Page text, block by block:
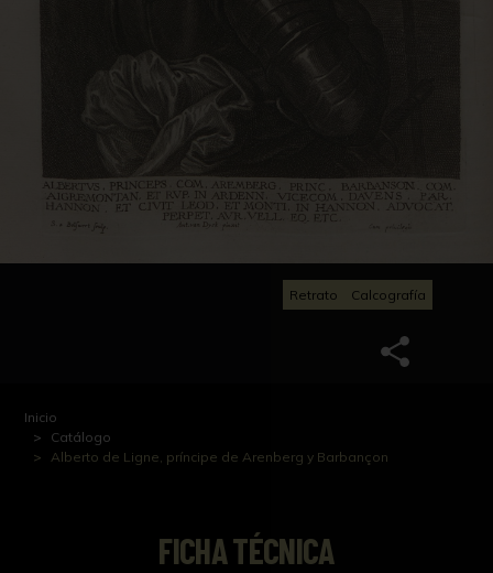
Retrato Calcografía
Inicio
Catálogo
Alberto de Ligne, príncipe de Arenberg y Barbançon
FICHA TÉCNICA